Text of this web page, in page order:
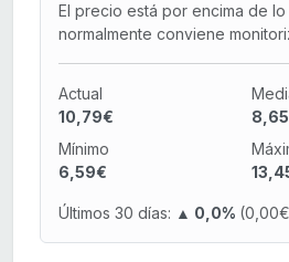
El precio está por encima de lo
normalmente conviene
Actual
10,79€
Mínimo
6,59€
Últimos 30 días: ▲ 0,0%